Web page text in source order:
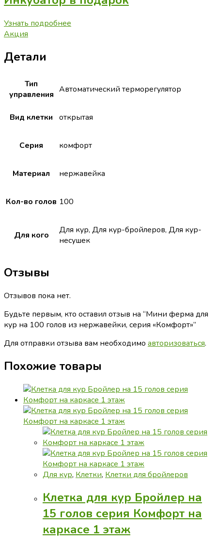
Узнать подробнее
Акция
Детали
Тип
управления Автоматический терморегулятор
Вид клетки открытая
Серия комфорт
Материал нержавейка
Кол-во голов 100
Для кого
Для кур, Для кур-бройлеров, Для кур-
несушек
Отзывы
Отзывов пока нет.
Будьте первым, кто оставил отзыв на “Мини ферма для
кур на 100 голов из нержавейки, серия «Комфорт»”
Для отправки отзыва вам необходимо авторизоваться.
Похожие товары
Для кур, Клетки, Клетки для бройлеров
Клетка для кур Бройлер на
15 голов серия Комфорт на
каркасе 1 этаж